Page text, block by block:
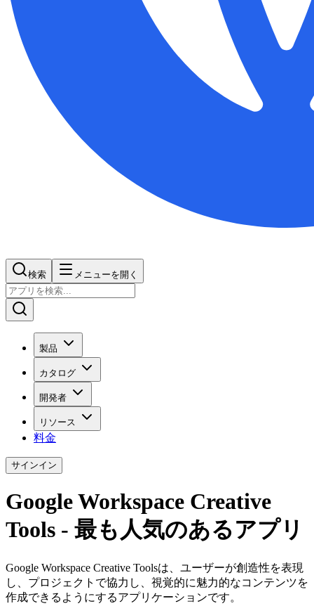
検索 メニューを開く
製品
カタログ
開発者
リソース
料金
サインイン
Google Workspace Creative
Tools - 最も人気のあるアプリ
Google Workspace Creative Toolsは、ユーザーが創造性を表現
し、プロジェクトで協力し、視覚的に魅力的なコンテンツを
作成できるようにするアプリケーションです。